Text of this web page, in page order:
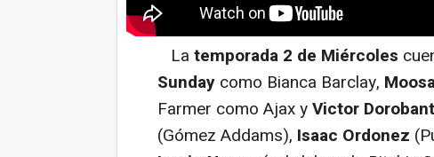
La temporada 2 de Miércoles
Sunday como Bianca Barclay,
Farmer como Ajax yVictor
(Gómez Addams), Isaac Ordonez